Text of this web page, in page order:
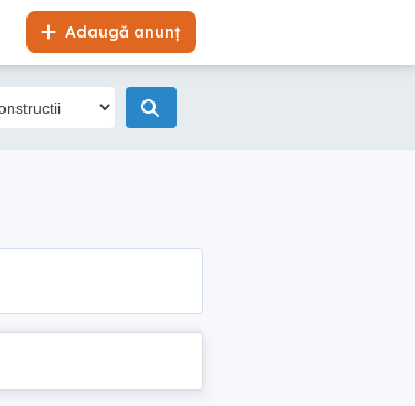
Adaugă anunț